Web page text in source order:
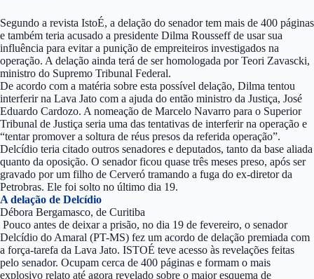
Segundo a revista IstoÉ, a delação do senador tem mais de 400 páginas
e também teria acusado a presidente Dilma Rousseff de usar sua
influência para evitar a punição de empreiteiros investigados na
operação. A delação ainda terá de ser homologada por Teori Zavascki,
ministro do Supremo Tribunal Federal.
De acordo com a matéria sobre esta possível delação, Dilma tentou
interferir na Lava Jato com a ajuda do então ministro da Justiça, José
Eduardo Cardozo. A nomeação de Marcelo Navarro para o Superior
Tribunal de Justiça seria uma das tentativas de interferir na operação e
“tentar promover a soltura de réus presos da referida operação”.
Delcídio teria citado outros senadores e deputados, tanto da base aliada
quanto da oposição. O senador ficou quase três meses preso, após ser
gravado por um filho de Cerveró tramando a fuga do ex-diretor da
Petrobras. Ele foi solto no último dia 19.
A delação de Delcídio
Débora Bergamasco, de Curitiba
Pouco antes de deixar a prisão, no dia 19 de fevereiro, o senador
Delcídio do Amaral (PT-MS) fez um acordo de delação premiada com
a força-tarefa da Lava Jato. ISTOÉ teve acesso às revelações feitas
pelo senador. Ocupam cerca de 400 páginas e formam o mais
explosivo relato até agora revelado sobre o maior esquema de